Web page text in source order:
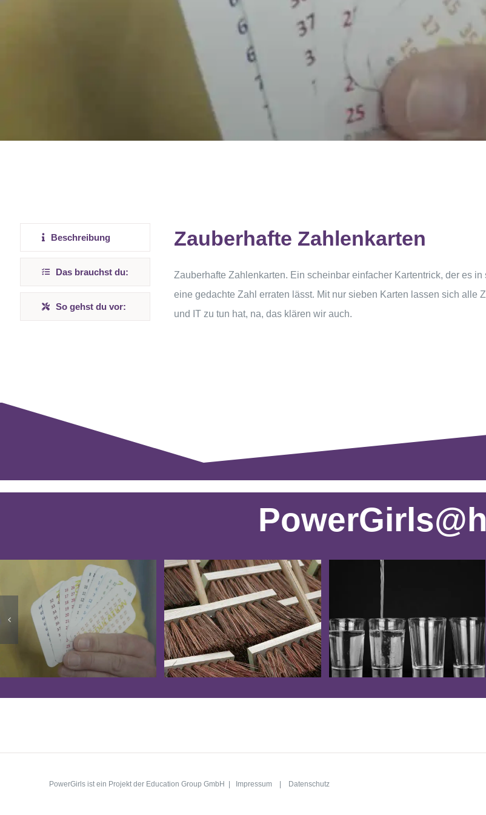
Beschreibung
Das brauchst du:
So gehst du vor:
Zauberhafte Zahlenkarten
Zauberhafte Zahlenkarten. Ein scheinbar einfacher Kartentrick, der es
eine gedachte Zahl erraten lässt. Mit nur sieben Karten lassen sich alle
und IT zu tun hat, na, das klären wir auch.
PowerGirls ist ein Projekt der Education Group GmbH | Impressum | Datenschutz